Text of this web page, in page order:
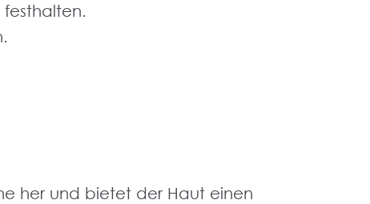
festhalten.
her und bietet der Haut einen